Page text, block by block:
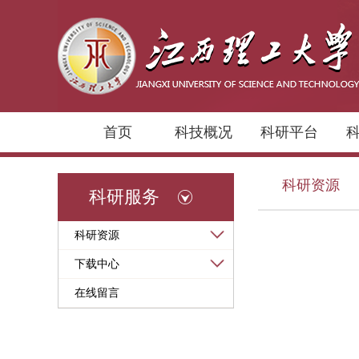
首页 科技概况 科研平台
科研服务
科研资源
下载中心
在线留言
科研资源